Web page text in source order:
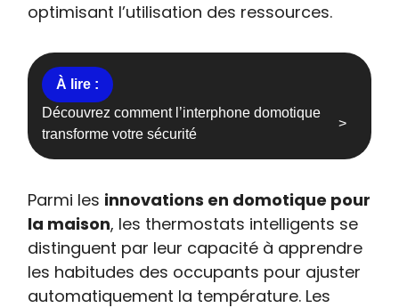
optimisant l’utilisation des ressources.
Découvrez comment l’interphone domotique
transforme votre sécurité
Parmi les innovations en domotique pour
la maison, les thermostats intelligents se
distinguent par leur capacité à apprendre
les habitudes des occupants pour ajuster
automatiquement la température. Les